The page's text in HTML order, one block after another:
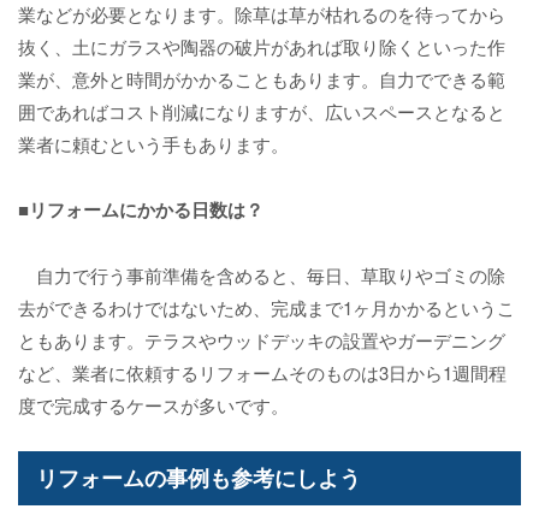
業などが必要となります。除草は草が枯れるのを待ってから
抜く、土にガラスや陶器の破片があれば取り除くといった作
業が、意外と時間がかかることもあります。自力でできる範
囲であればコスト削減になりますが、広いスペースとなると
業者に頼むという手もあります。
■リフォームにかかる日数は？
自力で行う事前準備を含めると、毎日、草取りやゴミの除
去ができるわけではないため、完成まで1ヶ月かかるというこ
ともあります。テラスやウッドデッキの設置やガーデニング
など、業者に依頼するリフォームそのものは3日から1週間程
度で完成するケースが多いです。
リフォームの事例も参考にしよう